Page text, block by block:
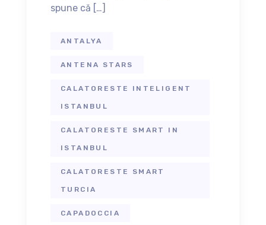
spune că […]
ANTALYA
ANTENA STARS
CALATORESTE INTELIGENT
ISTANBUL
CALATORESTE SMART IN
ISTANBUL
CALATORESTE SMART
TURCIA
CAPADOCCIA